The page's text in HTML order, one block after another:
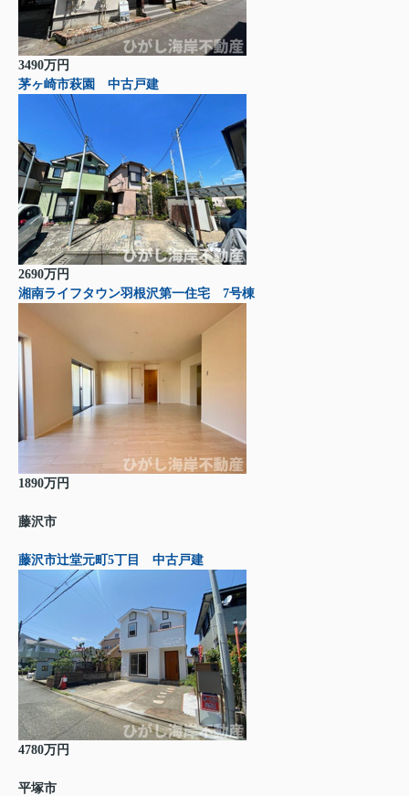
3490万円
茅ヶ崎市萩園 中古戸建
2690万円
湘南ライフタウン羽根沢第一住宅 7号棟
1890万円
藤沢市
藤沢市辻堂元町5丁目 中古戸建
4780万円
平塚市